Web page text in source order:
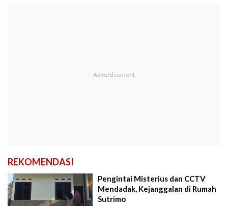
REKOMENDASI
Pengintai Misterius dan CCTV
Mendadak, Kejanggalan di Rumah
Sutrimo